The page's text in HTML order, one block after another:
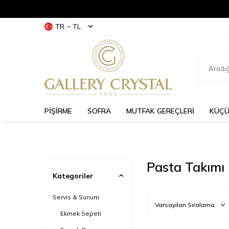
TR − TL
PİŞİRME SOFRA MUTFAK GEREÇLERİ
Kategoriler
Servis & Sunum
Ekmek Sepeti
Pasta Takımı